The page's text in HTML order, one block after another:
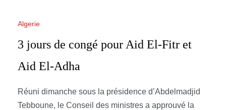
Algerie
3 jours de congé pour Aid El-Fitr et
Aid El-Adha
Réuni dimanche sous la présidence d’Abdelmadjid
Tebboune, le Conseil des ministres a approuvé la